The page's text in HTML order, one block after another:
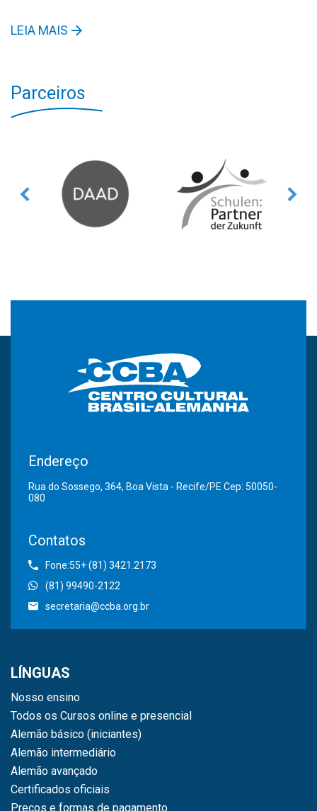
LEIA MAIS
Parceiros
Endereço
Rua do Sossego, 364, Boa Vista - Recife/PE Cep: 50050-
080
Contatos
Fone:55+ (81) 3421.2173
(81) 99490-2122
secretaria@ccba.org.br
LÍNGUAS
Nosso ensino
Todos os Cursos online e presencial
Alemão básico (iniciantes)
Alemão intermediário
Alemão avançado
Certificados oficiais
Preços e formas de pagamento